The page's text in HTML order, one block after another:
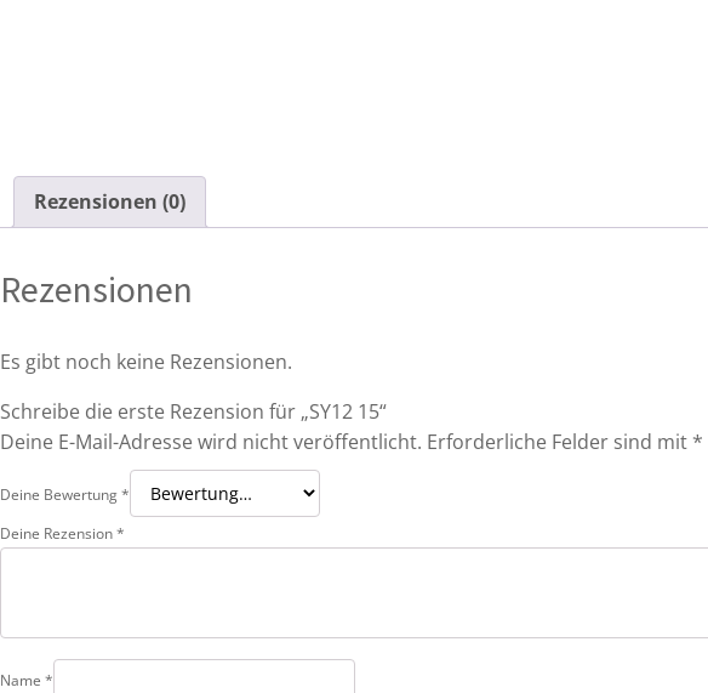
Rezensionen (0)
Rezensionen
Es gibt noch keine Rezensionen.
Schreibe die erste Rezension für „SY12 15“
Deine E-Mail-Adresse wird nicht veröffentlicht. Erforderliche Felder sind mit *
Deine Bewertung*
Deine Rezension*
Name *